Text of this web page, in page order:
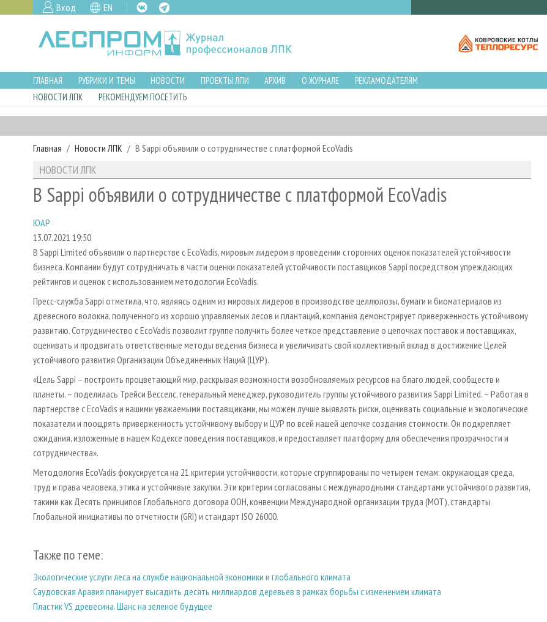
Вход EN
ГЛАВНАЯ РУБРИКИ И ТЕМЫ НОВОСТИ ПРОЕКТЫ ЛПИ АРХИВ О ЖУРНАЛЕ
РЕКЛАМОДАТЕЛЯМ
НОВОСТИ ЛПК
РЕКОМЕНДУЕМ ПОСЕТИТЬ
Главная Новости ЛПК В Sappi объявили о сотрудничестве с платформой EcoVadis
НОВОСТИ ЛПК
В Sappi объявили о сотрудничестве с платформой EcoVadis
ЮАР
13.07.2021 19:50
В Sappi Limited объявили о партнерстве с EcoVadis, мировым лидером в проведении сторонних оценок показателей устойчивости
бизнеса. Компании будут сотрудничать в части оценки показателей устойчивости поставщиков Sappi посредством упреждающих
рейтингов и оценок с использованием методологии EcoVadis.
Пресс-служба Sappi отметила, что, являясь одним из мировых лидеров в производстве целлюлозы, бумаги и биоматериалов из
древесного волокна, полученного из хорошо управляемых лесов и плантаций, компания демонстрирует приверженность устойчивому
развитию. Сотрудничество с EcoVadis позволит группе получить более четкое представление о цепочках поставок и поставщиках,
оценивать и продвигать ответственные методы ведения бизнеса и увеличивать свой коллективный вклад в достижение Целей
устойчивого развития Организации Объединенных Наций (ЦУР).
«Цель Sappi – построить процветающий мир, раскрывая возможности возобновляемых ресурсов на благо людей, сообществ и
планеты, – поделилась Трейси Весселс, генеральный менеджер, руководитель группы устойчивого развития Sappi Limited. – Работая в
партнерстве с EcoVadis и нашими уважаемыми поставщиками, мы можем лучше выявлять риски, оценивать социальные и экологические
показатели и поощрять приверженность устойчивому выбору и ЦУР по всей нашей цепочке создания стоимости. Он подкрепляет
ожидания, изложенные в нашем Кодексе поведения поставщиков, и предоставляет платформу для обеспечения прозрачности и
сотрудничества».
Методология EcoVadis фокусируется на 21 критерии устойчивости, которые сгруппированы по четырем темам: окружающая среда,
труд и права человека, этика и устойчивые закупки. Эти критерии согласованы с международными стандартами устойчивого развития,
такими как Десять принципов Глобального договора ООН, конвенции Международной организации труда (МОТ), стандарты
Глобальной инициативы по отчетности (GRI) и стандарт ISO 26000.
Также по теме:
Экологические услуги леса на службе национальной экономики и глобального климата
Саудовская Аравия планирует высадить десять миллиардов деревьев в рамках борьбы с изменением климата
Пластик VS древесина. Шанс на зеленое будущее